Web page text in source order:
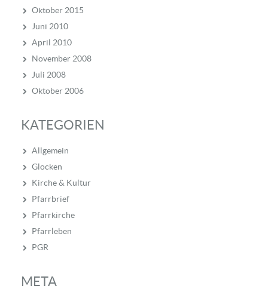
Oktober 2015
Juni 2010
April 2010
November 2008
Juli 2008
Oktober 2006
KATEGORIEN
Allgemein
Glocken
Kirche & Kultur
Pfarrbrief
Pfarrkirche
Pfarrleben
PGR
META